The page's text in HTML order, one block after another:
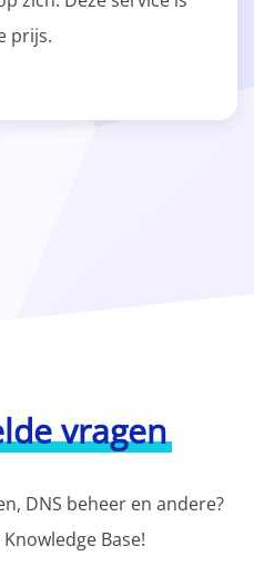
prijs.
vragen
DNS beheer en andere?
Base!